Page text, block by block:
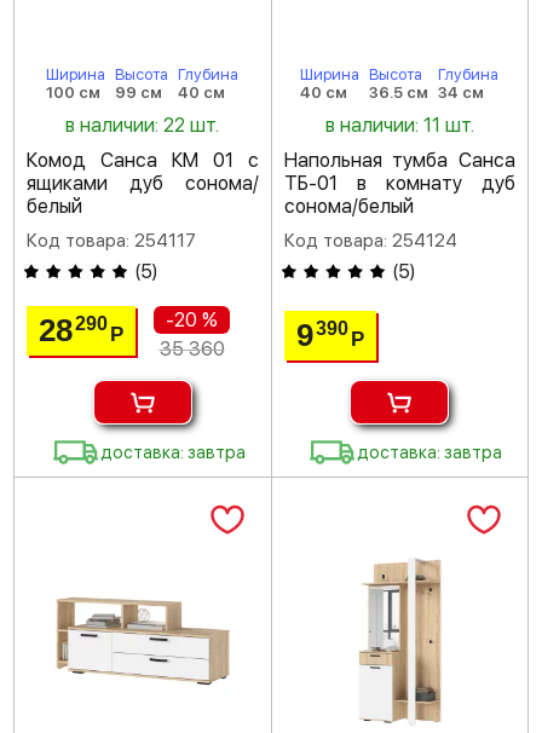
Ширина
100 см
Высота
99 см
Глубина
40 см
в наличии: 22 шт.
Комод Санса КМ 01 с
ящиками дуб сонома/
белый
Код товара: 254117
(5)
28290Р
-20 %
35 360
доставка: завтра
Ширина
40 см
Высота
36.5 см
Глубина
34 см
в наличии: 11 шт.
Напольная тумба Санса
ТБ-01 в комнату дуб
сонома/белый
Код товара: 254124
(5)
9390 Р
доставка: завтра